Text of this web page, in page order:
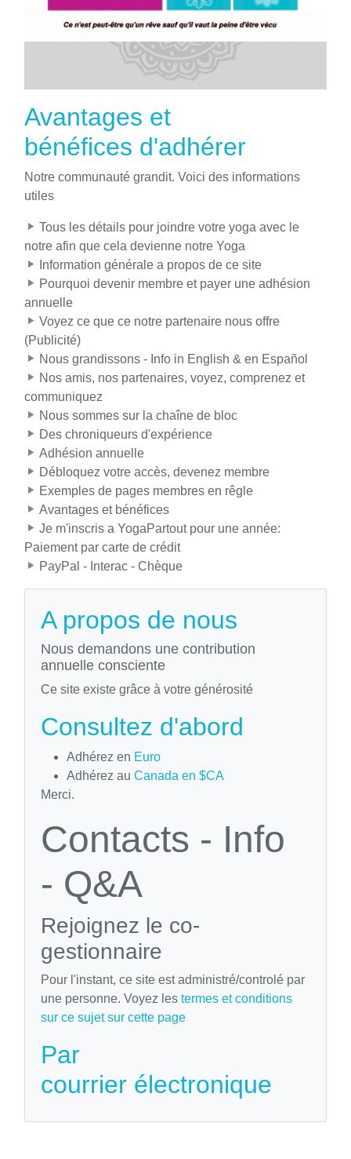
Avantages et
bénéfices d'adhérer
Notre communauté grandit. Voici des informations
utiles
Tous les détails pour joindre votre yoga avec le
notre afin que cela devienne notre Yoga
Information générale a propos de ce site
Pourquoi devenir membre et payer une adhésion
annuelle
Voyez ce que ce notre partenaire nous offre
(Publicité)
Nous grandissons - Info in English & en Español
Nos amis, nos partenaires, voyez, comprenez et
communiquez
Nous sommes sur la chaîne de bloc
Des chroniqueurs d'expérience
Adhésion annuelle
Débloquez votre accès, devenez membre
Exemples de pages membres en rêgle
Avantages et bénéfices
Je m'inscris a YogaPartout pour une année:
Paiement par carte de crédit
PayPal - Interac - Chèque
A propos de nous
Nous demandons une contribution
annuelle consciente
Ce site existe grâce à votre générosité
Consultez d'abord
Adhérez en Euro
Adhérez au Canada en $CA
Merci.
Contacts - Info
- Q&A
Rejoignez le co-
gestionnaire
Pour l'instant, ce site est administré/controlé par
une personne. Voyez les termes et conditions
sur ce sujet sur cette page
Par
courrier électronique